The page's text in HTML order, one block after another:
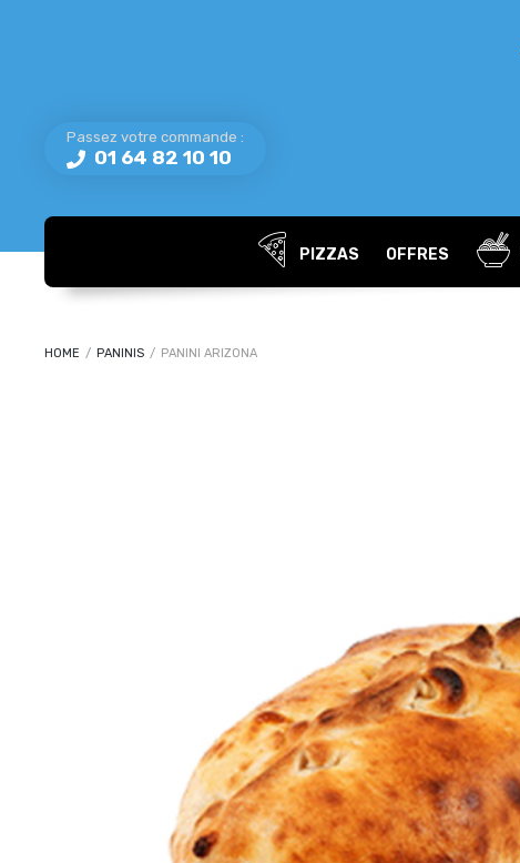
Passez votre commande :
01 64 82 10 10
PIZZAS OFFRES
HOME / PANINIS / PANINI ARIZONA